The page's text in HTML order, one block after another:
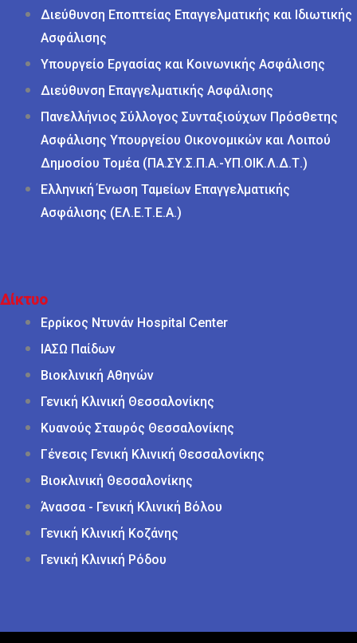
Διεύθυνση Εποπτείας Επαγγελματικής και Ιδιωτικής
Ασφάλισης
Υπουργείο Εργασίας και Κοινωνικής Ασφάλισης
Διεύθυνση Επαγγελματικής Ασφάλισης
Πανελλήνιος Σύλλογος Συνταξιούχων Πρόσθετης
Ασφάλισης Υπουργείου Οικονομικών και Λοιπού
Δημοσίου Τομέα (ΠΑ.ΣΥ.Σ.Π.Α.-ΥΠ.ΟΙΚ.Λ.Δ.Τ.)
Ελληνική Ένωση Ταμείων Επαγγελματικής
Ασφάλισης (ΕΛ.Ε.Τ.Ε.Α.)
Δίκτυο
Ερρίκος Ντυνάν Hospital Center
ΙΑΣΩ Παίδων
Βιοκλινική Αθηνών
Γενική Κλινική Θεσσαλονίκης
Κυανούς Σταυρός Θεσσαλονίκης
Γένεσις Γενική Κλινική Θεσσαλονίκης
Βιοκλινική Θεσσαλονίκης
Άνασσα - Γενική Κλινική Βόλου
Γενική Κλινική Κοζάνης
Γενική Κλινική Ρόδου